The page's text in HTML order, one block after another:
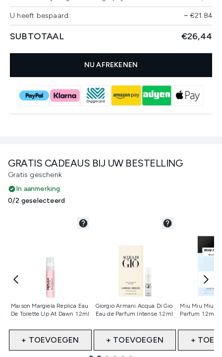
GRATIS CADEAUS BIJ UW BESTELLING
Gratis geschenk
In aanmerking
0/2 geselecteerd
Maison Margiela Replica Eau
De Toilette Up At Dawn 1.2ml
Niet geselecteerd
+ TOEVOEGEN
Giorgio Armani Acqua Di Gio
Eau de Parfum Intense 1.2ml
Niet geselecteerd
+ TOEVOEGEN
Miu Miu
Parfum 1.2ml
Niet
+
U heeft bespaard: − €21.84
SUBTOTAAL €26,44
NU AFREKENEN